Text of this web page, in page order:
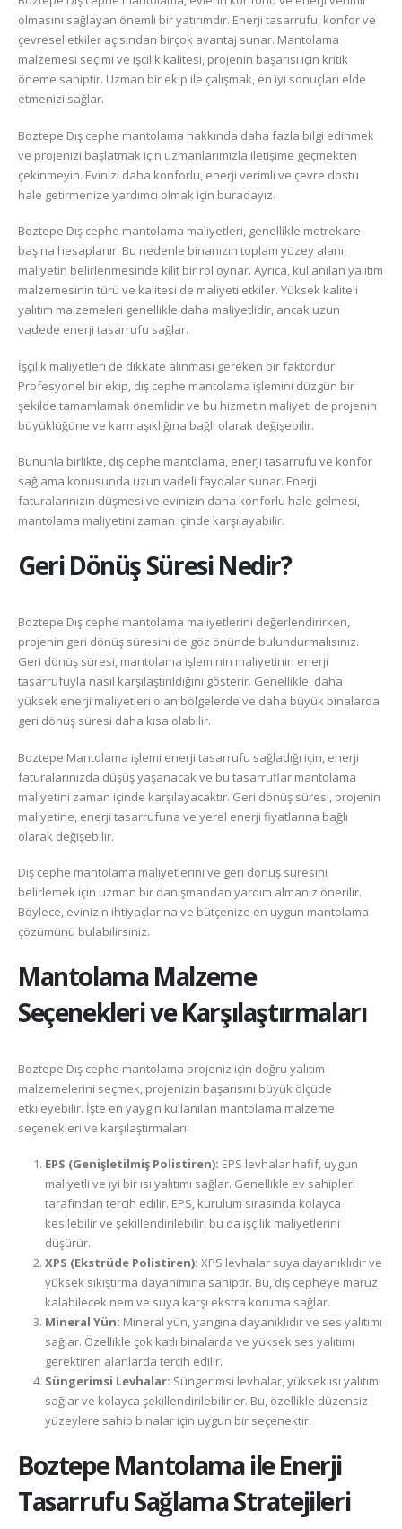
olmasını sağlayan önemli bir yatırımdır. Enerji tasarrufu, konfor ve
çevresel etkiler açısından birçok avantaj sunar. Mantolama
malzemesi seçimi ve işçilik kalitesi, projenin başarısı için kritik
öneme sahiptir. Uzman bir ekip ile çalışmak, en iyi sonuçları elde
etmenizi sağlar.
Boztepe Dış cephe mantolama hakkında daha fazla bilgi edinmek
ve projenizi başlatmak için uzmanlarımızla iletişime geçmekten
çekinmeyin. Evinizi daha konforlu, enerji verimli ve çevre dostu
hale getirmenize yardımcı olmak için buradayız.
Boztepe Dış cephe mantolama maliyetleri, genellikle metrekare
başına hesaplanır. Bu nedenle binanızın toplam yüzey alanı,
maliyetin belirlenmesinde kilit bir rol oynar. Ayrıca, kullanılan yalıtım
malzemesinin türü ve kalitesi de maliyeti etkiler. Yüksek kaliteli
yalıtım malzemeleri genellikle daha maliyetlidir, ancak uzun
vadede enerji tasarrufu sağlar.
İşçilik maliyetleri de dikkate alınması gereken bir faktördür.
Profesyonel bir ekip, dış cephe mantolama işlemini düzgün bir
şekilde tamamlamak önemlidir ve bu hizmetin maliyeti de projenin
büyüklüğüne ve karmaşıklığına bağlı olarak değişebilir.
Bununla birlikte, dış cephe mantolama, enerji tasarrufu ve konfor
sağlama konusunda uzun vadeli faydalar sunar. Enerji
faturalarınızın düşmesi ve evinizin daha konforlu hale gelmesi,
mantolama maliyetini zaman içinde karşılayabilir.
Geri Dönüş Süresi Nedir?
Boztepe Dış cephe mantolama maliyetlerini değerlendirirken,
projenin geri dönüş süresini de göz önünde bulundurmalısınız.
Geri dönüş süresi, mantolama işleminin maliyetinin enerji
tasarrufuyla nasıl karşılaştırıldığını gösterir. Genellikle, daha
yüksek enerji maliyetleri olan bölgelerde ve daha büyük binalarda
geri dönüş süresi daha kısa olabilir.
Boztepe Mantolama işlemi enerji tasarrufu sağladığı için, enerji
faturalarınızda düşüş yaşanacak ve bu tasarruflar mantolama
maliyetini zaman içinde karşılayacaktır. Geri dönüş süresi, projenin
maliyetine, enerji tasarrufuna ve yerel enerji fiyatlarına bağlı
olarak değişebilir.
Dış cephe mantolama maliyetlerini ve geri dönüş süresini
belirlemek için uzman bir danışmandan yardım almanız önerilir.
Böylece, evinizin ihtiyaçlarına ve bütçenize en uygun mantolama
çözümünü bulabilirsiniz.
Mantolama Malzeme
Seçenekleri ve Karşılaştırmaları
Boztepe Dış cephe mantolama projeniz için doğru yalıtım
malzemelerini seçmek, projenizin başarısını büyük ölçüde
etkileyebilir. İşte en yaygın kullanılan mantolama malzeme
seçenekleri ve karşılaştırmaları:
EPS (Genişletilmiş Polistiren): EPS levhalar hafif, uygun
maliyetli ve iyi bir ısı yalıtımı sağlar. Genellikle ev sahipleri
tarafından tercih edilir. EPS, kurulum sırasında kolayca
kesilebilir ve şekillendirilebilir, bu da işçilik maliyetlerini
düşürür.
XPS (Ekstrüde Polistiren): XPS levhalar suya dayanıklıdır ve
yüksek sıkıştırma dayanımına sahiptir. Bu, dış cepheye maruz
kalabilecek nem ve suya karşı ekstra koruma sağlar.
Mineral Yün: Mineral yün, yangına dayanıklıdır ve ses yalıtımı
sağlar. Özellikle çok katlı binalarda ve yüksek ses yalıtımı
gerektiren alanlarda tercih edilir.
Süngerimsi Levhalar: Süngerimsi levhalar, yüksek ısı yalıtımı
sağlar ve kolayca şekillendirilebilirler. Bu, özellikle düzensiz
yüzeylere sahip binalar için uygun bir seçenektir.
BoztepeMantolama ile Enerji
Tasarrufu Sağlama Stratejileri